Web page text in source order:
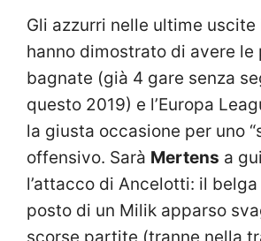
Gli azzurri nelle ultime uscite
hanno dimostrato di avere le
bagnate (già 4 gare senza
questo 2019) e l’Europa
la giusta occasione per uno
offensivo. Sarà Mertens a
l’attacco di Ancelotti: il
posto di un Milik apparso
scorse partite (tranne nella